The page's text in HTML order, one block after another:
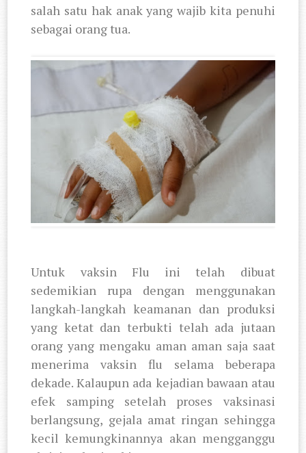
salah satu hak anak yang wajib kita penuhi
sebagai orang tua.
Untuk vaksin Flu ini telah dibuat
sedemikian rupa dengan menggunakan
langkah-langkah keamanan dan produksi
yang ketat dan terbukti telah ada jutaan
orang yang mengaku aman aman saja saat
menerima vaksin flu selama beberapa
dekade. Kalaupun ada kejadian bawaan atau
efek samping setelah proses vaksinasi
berlangsung, gejala amat ringan sehingga
kecil kemungkinannya akan mengganggu